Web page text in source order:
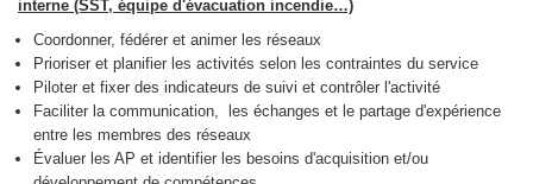
interne (SST, équipe d'évacuation incendie…)
Coordonner, fédérer et animer les réseaux
Prioriser et planifier les activités selon les contraintes du service
Piloter et fixer des indicateurs de suivi et contrôler l'activité
Faciliter la communication, les échanges et le partage d'expérience
entre les membres des réseaux
Évaluer les AP et identifier les besoins d'acquisition et/ou